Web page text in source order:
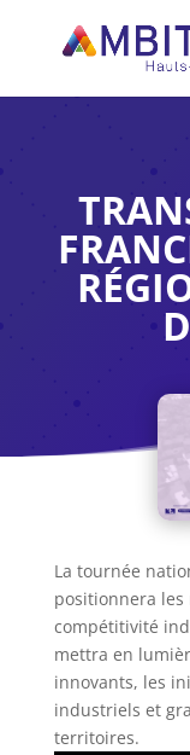
La tournée
positionnera les
compétitivité
mettra en
innovants, les
industriels et
territoires.